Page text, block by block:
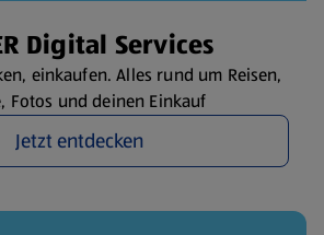
Digital Services
einkaufen. Alles rund um Reisen,
Fotos und deinen Einkauf
Jetzt entdecken